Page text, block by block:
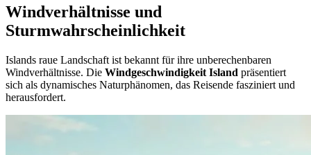
Windverhältnisse und
Sturmwahrscheinlichkeit
Islands raue Landschaft ist bekannt für ihre unberechenbaren
Windverhältnisse. Die Windgeschwindigkeit Island präsentiert
sich als dynamisches Naturphänomen, das Reisende fasziniert und
herausfordert.